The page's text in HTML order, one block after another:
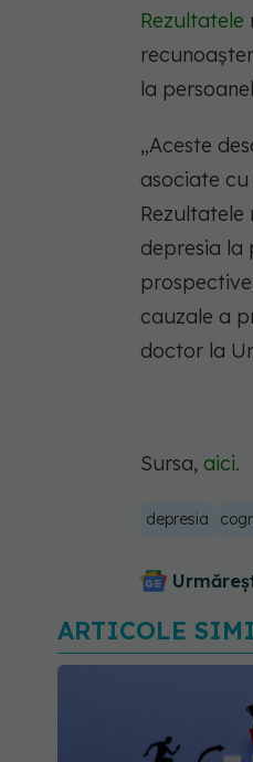
Rezultatele
la
„Aceste
asociate
depresia la
cauzale a
doctor la
Sursa, aici.
depresia
ARTICOLE